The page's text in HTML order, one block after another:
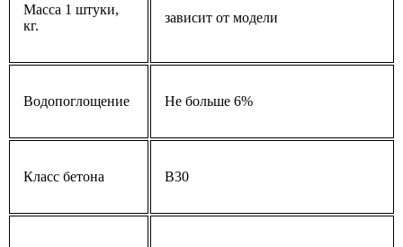
Масса 1 штуки,
кг.
зависит от модели
Водопоглощение Не больше 6%
Класс бетона В30